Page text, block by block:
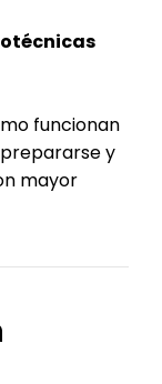
funcionan
y
mayor